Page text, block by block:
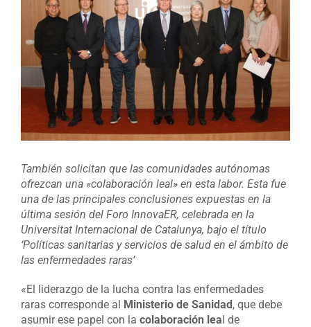
grande
También solicitan que las comunidades autónomas
ofrezcan una «colaboración leal» en esta labor. Esta fue
una de las principales conclusiones expuestas en la
última sesión del Foro InnovaER, celebrada en la
Universitat Internacional de Catalunya, bajo el título
‘Políticas sanitarias y servicios de salud en el ámbito de
las enfermedades raras’
«El liderazgo de la lucha contra las enfermedades
raras corresponde al Ministerio de Sanidad, que debe
asumir ese papel con la colaboración leal de